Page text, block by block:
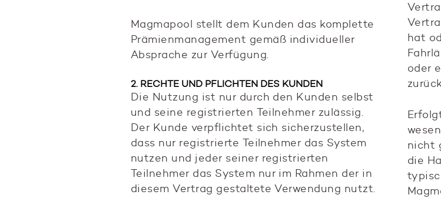
Magmapool stellt dem Kunden das komplette
Prämienmanagement gemäß individueller
Absprache zur Verfügung.
2. RECHTE UND PFLICHTEN DES KUNDEN
Die Nutzung ist nur durch den Kunden selbst
und seine registrierten Teilnehmer zulässig.
Der Kunde verpflichtet sich sicherzustellen,
dass nur registrierte Teilnehmer das System
nutzen und jeder seiner registrierten
Teilnehmer das System nur im Rahmen der in
diesem Vertrag gestaltete Verwendung nutzt.
hat
oder
nicht
die